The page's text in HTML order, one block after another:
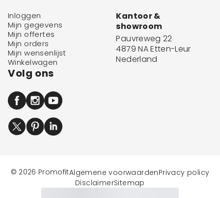
Inloggen
Mijn gegevens
Mijn offertes
Mijn orders
Mijn wensenlijst
Winkelwagen
Kantoor &
showroom
Pauvreweg 22
4879 NA Etten-Leur
Nederland
Volg ons
© 2026 PromofitAlgemene voorwaardenPrivacy policy
DisclaimerSitemap